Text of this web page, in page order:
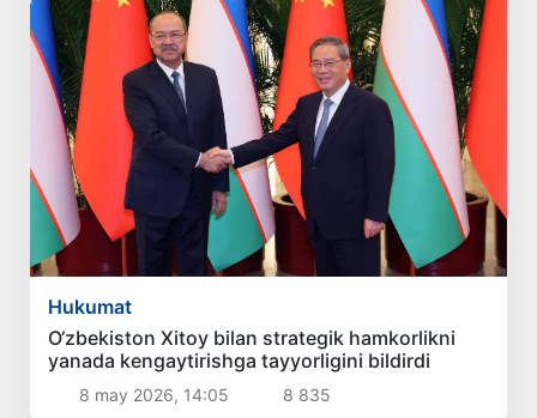
Hukumat
O‘zbekiston Xitoy bilan strategik hamkorlikni
yanada kengaytirishga tayyorligini bildirdi
8 may 2026, 14:05 8 835